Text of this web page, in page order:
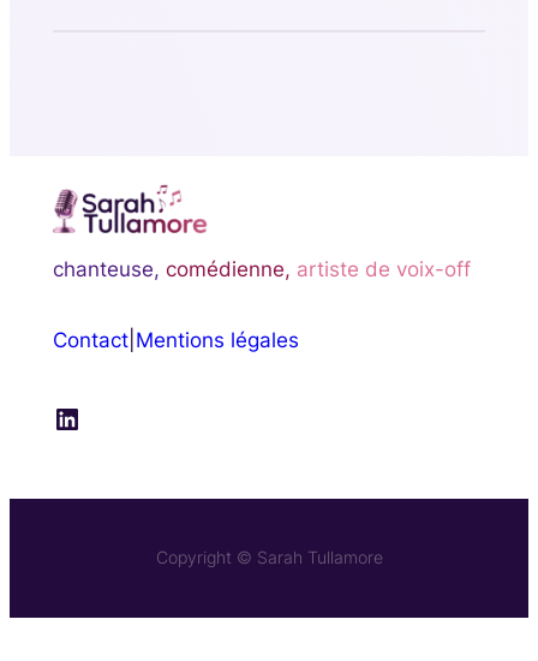
chanteuse, comédienne, artiste de voix-off
Contact| Mentions légales
LinkedIn
Copyright © Sarah Tullamore